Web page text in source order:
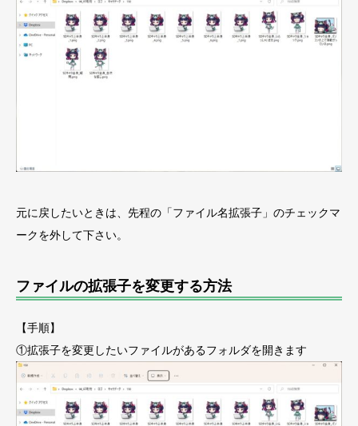
元に戻したいときは、先程の「ファイル名拡張子」のチェックマ
ークを外して下さい。
ファイルの拡張子を変更する方法
【手順】
①拡張子を変更したいファイルがあるフォルダを開きます